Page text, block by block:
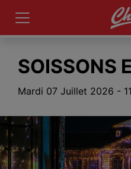
SOISSONS
Mardi 07 Juillet 2026 -